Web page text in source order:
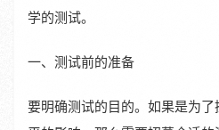
学的测试。
一、测试前的准备
要明确测试的目的。如果是为